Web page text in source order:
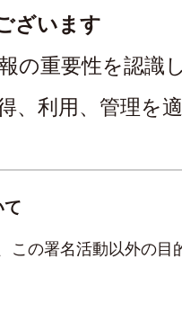
ざいます
の重要性を認識
、利用、管理を
て
この署名活動以外の目